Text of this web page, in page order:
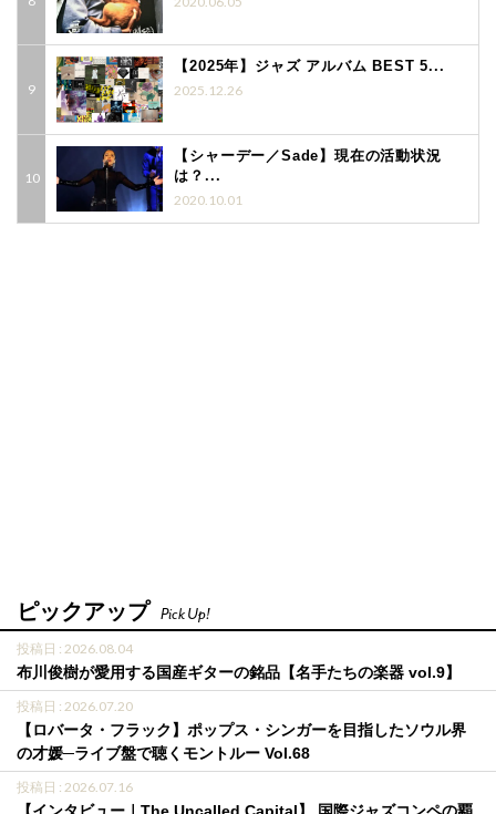
【2025年】ジャズ アルバム BEST 5...
2025.12.26
【シャーデー／Sade】現在の活動状況
は？...
2020.10.01
ピックアップ Pick Up!
投稿日 : 2026.08.04
布川俊樹が愛用する国産ギターの銘品【名手たちの楽器 vol.9】
投稿日 : 2026.07.20
【ロバータ・フラック】ポップス・シンガーを目指したソウル界
の才媛─ライブ盤で聴くモントルー Vol.68
投稿日 : 2026.07.16